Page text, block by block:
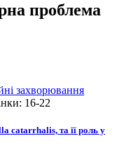
проблема
захворювання
16-22
catarrhalis, та її роль у